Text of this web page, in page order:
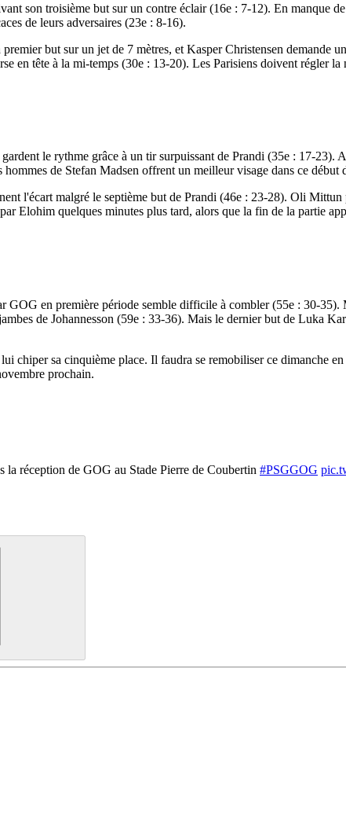
son troisième but sur un contre éclair (16e : 7-12). En manque
de leurs adversaires (23e : 8-16).
but sur un jet de 7 mètres, et Kasper Christensen demande
en tête à la mi-temps (30e : 13-20). Les Parisiens doivent régler
le rythme grâce à un tir surpuissant de Prandi (35e : 17-
de Stefan Madsen offrent un meilleur visage dans ce début
l'écart malgré le septième but de Prandi (46e : 23-28). Oli
Elohim quelques minutes plus tard, alors que la fin de la partie
GOG en première période semble difficile à combler (55e : 30-
de Johannesson (59e : 33-36). Mais le dernier but de Luka
chiper sa cinquième place. Il faudra se remobiliser ce dimanche
prochain.
la réception de GOG au Stade Pierre de Coubertin #PSGGOG